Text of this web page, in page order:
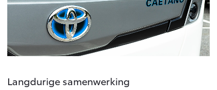
Vanaf € 89.986,-
Langdurige samenwerking